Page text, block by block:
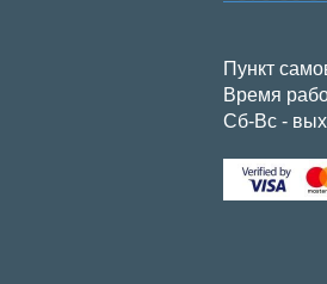
Пункт
Время
Сб-Вс -